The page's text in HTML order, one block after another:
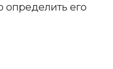
определить его